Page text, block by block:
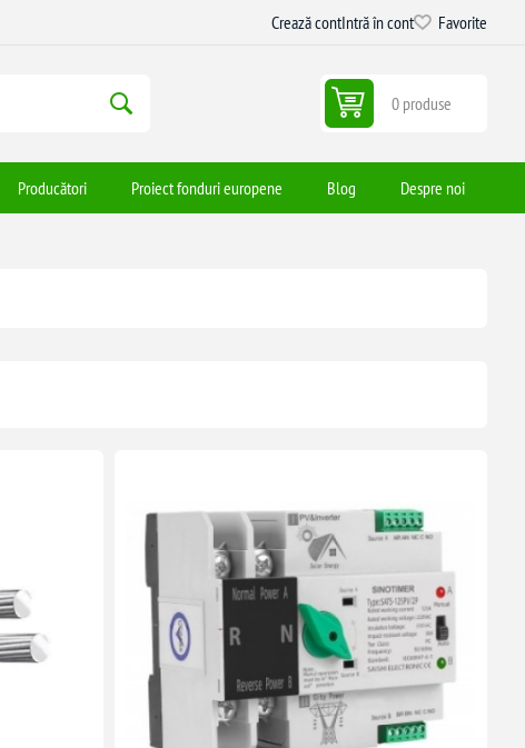
Crează contIntră în cont Favorite
0 produse
Producători Proiect fonduri europene Blog Despre noi